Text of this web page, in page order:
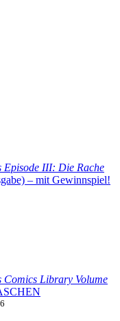
Episode III: Die Rache
– mit Gewinnspiel!
Comics Library Volume